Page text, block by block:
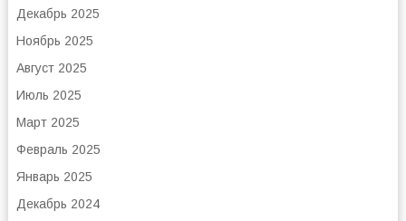
Декабрь 2025
Ноябрь 2025
Август 2025
Июль 2025
Март 2025
Февраль 2025
Январь 2025
Декабрь 2024